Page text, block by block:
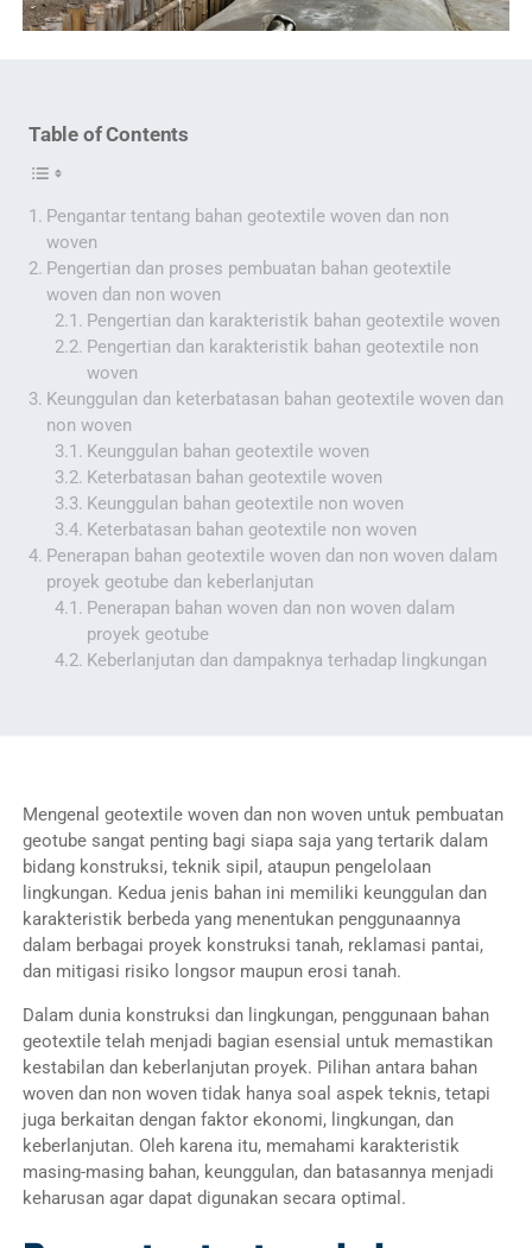
Table of Contents
Pengantar tentang bahan geotextile woven dan non
woven
Pengertian dan proses pembuatan bahan geotextile
woven dan non woven
Pengertian dan karakteristik bahan geotextile woven
Pengertian dan karakteristik bahan geotextile non
woven
Keunggulan dan keterbatasan bahan geotextile woven dan
non woven
Keunggulan bahan geotextile woven
Keterbatasan bahan geotextile woven
Keunggulan bahan geotextile non woven
Keterbatasan bahan geotextile non woven
Penerapan bahan geotextile woven dan non woven dalam
proyek geotube dan keberlanjutan
Penerapan bahan woven dan non woven dalam
proyek geotube
Keberlanjutan dan dampaknya terhadap lingkungan
Mengenal geotextile woven dan non woven untuk pembuatan
geotube sangat penting bagi siapa saja yang tertarik dalam
bidang konstruksi, teknik sipil, ataupun pengelolaan
lingkungan. Kedua jenis bahan ini memiliki keunggulan dan
karakteristik berbeda yang menentukan penggunaannya
dalam berbagai proyek konstruksi tanah, reklamasi pantai,
dan mitigasi risiko longsor maupun erosi tanah.
Dalam dunia konstruksi dan lingkungan, penggunaan bahan
geotextile telah menjadi bagian esensial untuk memastikan
kestabilan dan keberlanjutan proyek. Pilihan antara bahan
woven dan non woven tidak hanya soal aspek teknis, tetapi
juga berkaitan dengan faktor ekonomi, lingkungan, dan
keberlanjutan. Oleh karena itu, memahami karakteristik
masing-masing bahan, keunggulan, dan batasannya menjadi
keharusan agar dapat digunakan secara optimal.